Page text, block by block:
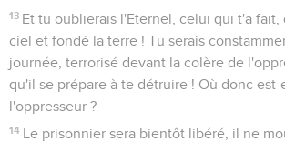
13 Et tu oublierais l'Eternel, celui qui t'a fait,
ciel et fondé la terre ! Tu serais
journée, terrorisé devant la colère de
qu'il se prépare à te détruire ! Où donc
l'oppresseur ?
14 Le prisonnier sera bientôt libéré, il ne